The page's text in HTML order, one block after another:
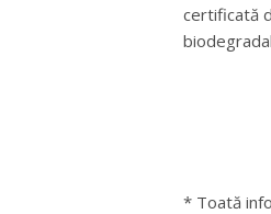
certificată
* Toată